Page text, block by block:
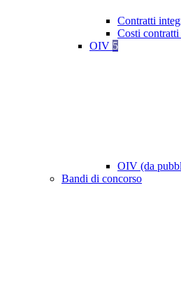
Contratti
Costi
OIV 5
OIV (da
Bandi di concorso